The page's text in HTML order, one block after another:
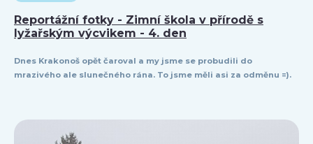
Reportážní fotky - Zimní škola v přírodě s
lyžařským výcvikem - 4. den
Dnes Krakonoš opět čaroval a my jsme se probudili do
mrazivého ale slunečného rána. To jsme měli asi za odměnu =).